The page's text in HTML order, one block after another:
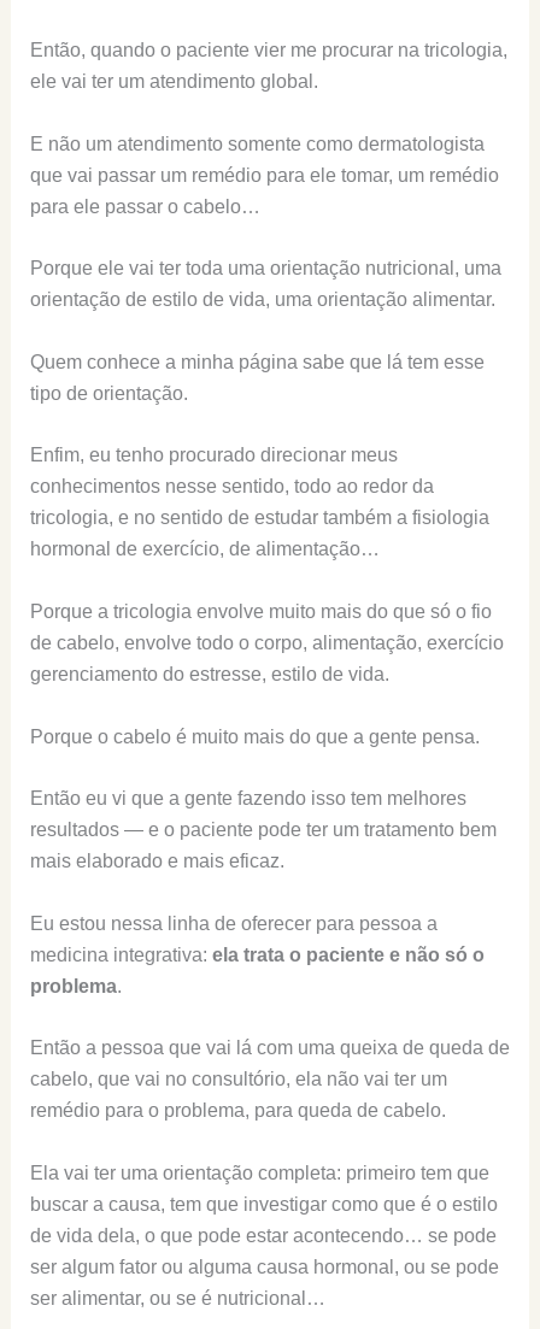
Então, quando o paciente vier me procurar na tricologia,
ele vai ter um atendimento global.
E não um atendimento somente como dermatologista
que vai passar um remédio para ele tomar, um remédio
para ele passar o cabelo…
Porque ele vai ter toda uma orientação nutricional, uma
orientação de estilo de vida, uma orientação alimentar.
Quem conhece a minha página sabe que lá tem esse
tipo de orientação.
Enfim, eu tenho procurado direcionar meus
conhecimentos nesse sentido, todo ao redor da
tricologia, e no sentido de estudar também a fisiologia
hormonal de exercício, de alimentação…
Porque a tricologia envolve muito mais do que só o fio
de cabelo, envolve todo o corpo, alimentação, exercício
gerenciamento do estresse, estilo de vida.
Porque o cabelo é muito mais do que a gente pensa.
Então eu vi que a gente fazendo isso tem melhores
resultados — e o paciente pode ter um tratamento bem
mais elaborado e mais eficaz.
Eu estou nessa linha de oferecer para pessoa a
medicina integrativa: ela trata o paciente e não só o
problema.
Então a pessoa que vai lá com uma queixa de queda de
cabelo, que vai no consultório, ela não vai ter um
remédio para o problema, para queda de cabelo.
Ela vai ter uma orientação completa: primeiro tem que
buscar a causa, tem que investigar como que é o estilo
de vida dela, o que pode estar acontecendo… se pode
ser algum fator ou alguma causa hormonal, ou se pode
ser alimentar, ou se é nutricional…